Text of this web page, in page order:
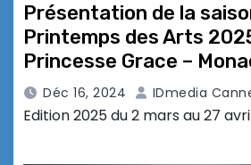
Présentation de la
Printemps des Arts
Princesse Grace –
Déc 16, 2024 IDmedia
Edition 2025 du 2 mars au 27